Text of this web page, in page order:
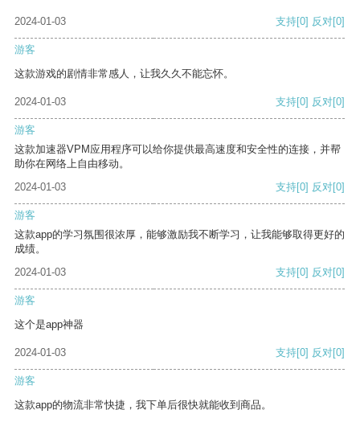
2024-01-03 支持[0] 反对[0]
游客
这款游戏的剧情非常感人，让我久久不能忘怀。
2024-01-03 支持[0] 反对[0]
游客
这款加速器VPM应用程序可以给你提供最高速度和安全性的连接，并帮
助你在网络上自由移动。
2024-01-03
支持[0] 反对[0]
游客
这款app的学习氛围很浓厚，能够激励我不断学习，让我能够取得更好的
成绩。
2024-01-03
支持[0] 反对[0]
游客
这个是app神器
2024-01-03 支持[0] 反对[0]
游客
这款app的物流非常快捷，我下单后很快就能收到商品。